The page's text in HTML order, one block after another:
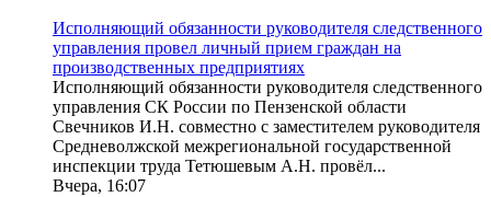
Исполняющий обязанности руководителя следственного
управления провел личный прием граждан на
производственных предприятиях
Исполняющий обязанности руководителя следственного
управления СК России по Пензенской области
Свечников И.Н. совместно с заместителем руководителя
Средневолжской межрегиональной государственной
инспекции труда Тетюшевым А.Н. провёл...
Вчера, 16:07